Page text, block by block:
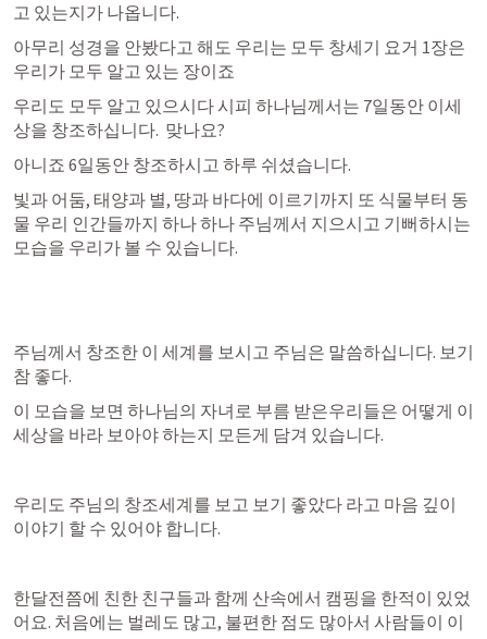
고 있는지가 나옵니다.
아무리 성경을 안봤다고 해도 우리는 모두 창세기 요거 1장은
우리가 모두 알고 있는 장이죠
우리도 모두 알고 있으시다 시피 하나님께서는 7일동안 이세
상을 창조하십니다.  맞나요?
아니죠 6일동안 창조하시고 하루 쉬셨습니다.
빛과 어둠, 태양과 별, 땅과 바다에 이르기까지 또 식물부터 동
물 우리 인간들까지 하나 하나 주님께서 지으시고 기뻐하시는
모습을 우리가 볼 수 있습니다.
주님께서 창조한 이 세계를 보시고 주님은 말씀하십니다. 보기
참 좋다.
이 모습을 보면 하나님의 자녀로 부름 받은우리들은 어떻게 이
세상을 바라 보아야 하는지 모든게 담겨 있습니다.
우리도 주님의 창조세계를 보고 보기 좋았다 라고 마음 깊이
이야기 할 수 있어야 합니다.
한달전쯤에 친한 친구들과 함께 산속에서 캠핑을 한적이 있었
어요. 처음에는 벌레도 많고, 불편한 점도 많아서 사람들이 이